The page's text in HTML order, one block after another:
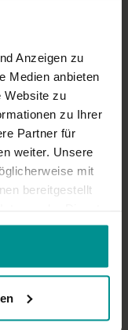
Anzeigen zu
Medien anbieten
Website zu
zu Ihrer
Partner für
weiter. Unsere
mit
bereitgestellt